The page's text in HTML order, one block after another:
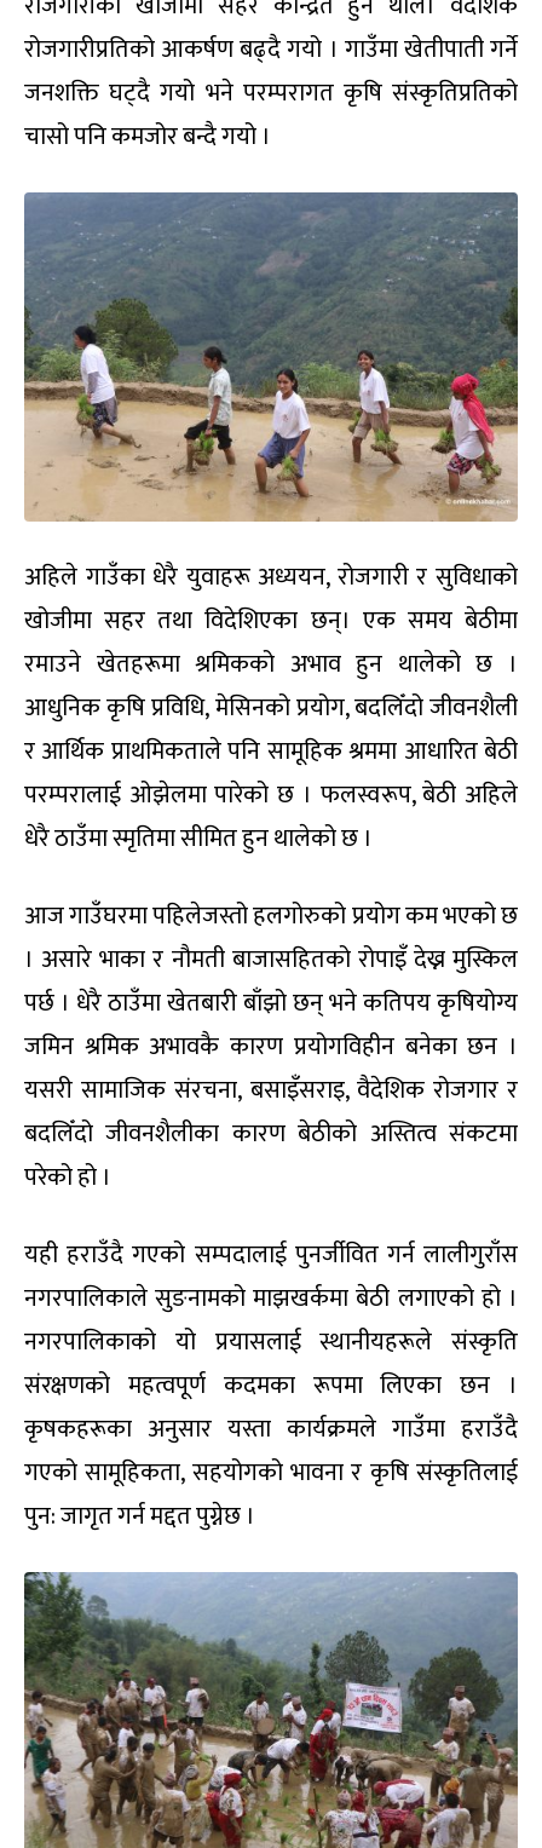
रोजगारीप्रतिको आकर्षण बढ्दै गयो । गाउँमा खेतीपाती गर्ने
जनशक्ति घट्दै गयो भने परम्परागत कृषि संस्कृतिप्रतिको
चासो पनि कमजोर बन्दै गयो ।
अहिले गाउँका धेरै युवाहरू अध्ययन, रोजगारी र सुविधाको
खोजीमा सहर तथा विदेशिएका छन्। एक समय बेठीमा
रमाउने खेतहरूमा श्रमिकको अभाव हुन थालेको छ ।
आधुनिक कृषि प्रविधि, मेसिनको प्रयोग, बदलिँदो जीवनशैली
र आर्थिक प्राथमिकताले पनि सामूहिक श्रममा आधारित बेठी
परम्परालाई ओझेलमा पारेको छ । फलस्वरूप, बेठी अहिले
धेरै ठाउँमा स्मृतिमा सीमित हुन थालेको छ ।
आज गाउँघरमा पहिलेजस्तो हलगोरुको प्रयोग कम भएको छ
। असारे भाका र नौमती बाजासहितको रोपाइँ देख्न मुस्किल
पर्छ । धेरै ठाउँमा खेतबारी बाँझो छन् भने कतिपय कृषियोग्य
जमिन श्रमिक अभावकै कारण प्रयोगविहीन बनेका छन ।
यसरी सामाजिक संरचना, बसाइँसराइ, वैदेशिक रोजगार र
बदलिँदो जीवनशैलीका कारण बेठीको अस्तित्व संकटमा
परेको हो ।
यही हराउँदै गएको सम्पदालाई पुनर्जीवित गर्न लालीगुराँस
नगरपालिकाले सुङनामको माझखर्कमा बेठी लगाएको हो ।
नगरपालिकाको यो प्रयासलाई स्थानीयहरूले संस्कृति
संरक्षणको महत्वपूर्ण कदमका रूपमा लिएका छन ।
कृषकहरूका अनुसार यस्ता कार्यक्रमले गाउँमा हराउँदै
गएको सामूहिकता, सहयोगको भावना र कृषि संस्कृतिलाई
पुन: जागृत गर्न मद्दत पुग्नेछ ।